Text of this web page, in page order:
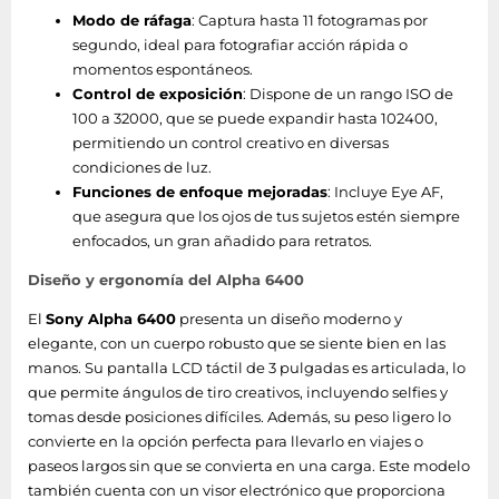
Modo de ráfaga: Captura hasta 11 fotogramas por
segundo, ideal para fotografiar acción rápida o
momentos espontáneos.
Control de exposición: Dispone de un rango ISO de
100 a 32000, que se puede expandir hasta 102400,
permitiendo un control creativo en diversas
condiciones de luz.
Funciones de enfoque mejoradas: Incluye Eye AF,
que asegura que los ojos de tus sujetos estén siempre
enfocados, un gran añadido para retratos.
Diseño y ergonomía del Alpha 6400
El Sony Alpha 6400 presenta un diseño moderno y
elegante, con un cuerpo robusto que se siente bien en las
manos. Su pantalla LCD táctil de 3 pulgadas es articulada, lo
que permite ángulos de tiro creativos, incluyendo selfies y
tomas desde posiciones difíciles. Además, su peso ligero lo
convierte en la opción perfecta para llevarlo en viajes o
paseos largos sin que se convierta en una carga. Este modelo
también cuenta con un visor electrónico que proporciona